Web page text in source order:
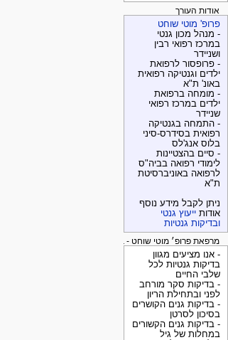
אודות העורך
פרופ' מוטי שוחט
- מנהל מכון גנטי
במרכז רפואי רבין
ושניידר
- פרופסור לרפואת
ילדים וגנטיקה רפואית
באונ' ת"א
- מומחה ברפואת
ילדים במרכז רפואי
שניידר
- התמחה בגנטיקה
רפואית בסידרס-סיני
בלוס אנג'לס
- סיים בהצטיינות
לימודי רפואה בביה"ס
לרפואה באוניברסיטת
ת"א
ניתן לקבל מידע נוסף
אודות ייעוץ גנטי
ובדיקות גנטיות
מרפאת פרופ׳ מוטי שוחט - בדיקות גנטיות
- אנו מציעים מגוון
בדיקות גנטיות לכל
שלבי החיים
- בדיקות סקר מורחב
לפני ובתחילת הריון
- בדיקות גנים הקושרים
בסיכון לסרטן
- בדיקות גנים הקשורים
במחלות של גיל